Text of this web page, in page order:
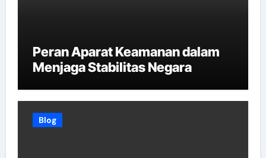
Peran Aparat Keamanan dalam
Menjaga Stabilitas Negara
Blog